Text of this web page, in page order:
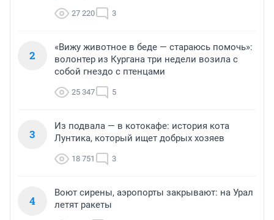
27 220 3
2
«Вижу животное в беде — стараюсь помочь»:
волонтер из Кургана три недели возила с
собой гнездо с птенцами
25 347 5
3
Из подвала — в котокафе: история кота
Лунтика, который ищет добрых хозяев
18 751 3
4
Воют сирены, аэропорты закрывают: на Урал
летят ракеты